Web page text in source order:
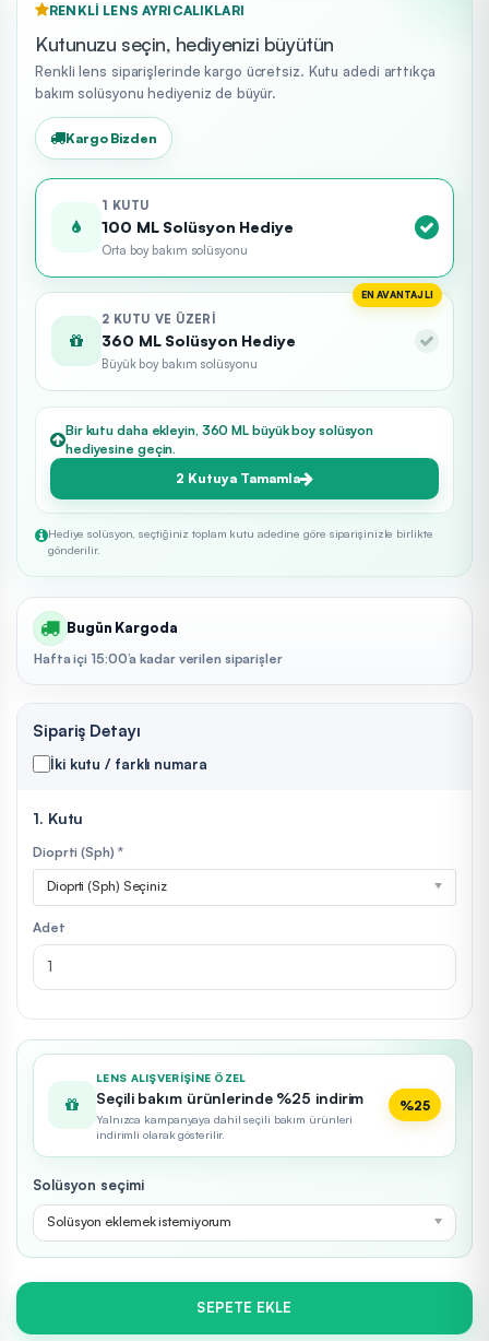
RENKLI LENS AYRICALIKLARI
Kutunuzu seçin, hediyenizi büyütün
Renkli lens siparişlerinde kargo ücretsiz. Kutu adedi arttıkça
bakım solüsyonu hediyeniz de büyür.
Kargo Bizden
1 KUTU
100 ML Solüsyon Hediye
Orta boy bakım solüsyonu
EN AVANTAJLI
2 KUTU VE ÜZERI
360 ML Solüsyon Hediye
Büyük boy bakım solüsyonu
Bir kutu daha ekleyin, 360 ML büyük boy solüsyon
hediyesine geçin.
2 Kutuya Tamamla
Hediye solüsyon, seçtiğiniz toplam kutu adedine göre siparişinizle birlikte
gönderilir.
Bugün Kargoda
Hafta içi 15:00’a kadar verilen siparişler
Sipariş Detayı
İki kutu / farklı numara
1. Kutu
Dioprti (Sph) *
Dioprti (Sph) Seçiniz
Adet
LENS ALIŞVERIŞINE ÖZEL
Seçili bakım ürünlerinde %25 indirim
Yalnızca kampanyaya dahil seçili bakım ürünleri
indirimli olarak gösterilir.
%25
Solüsyon seçimi
Solüsyon eklemek istemiyorum
SEPETE EKLE